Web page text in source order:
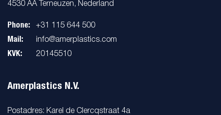
4530 AA Terneuzen, Nederland
Phone: +31 115 644 500
Mail: info@amerplastics.com
KVK: 20145510
Amerplastics N.V.
Postadres: Karel de Clercqstraat 4a